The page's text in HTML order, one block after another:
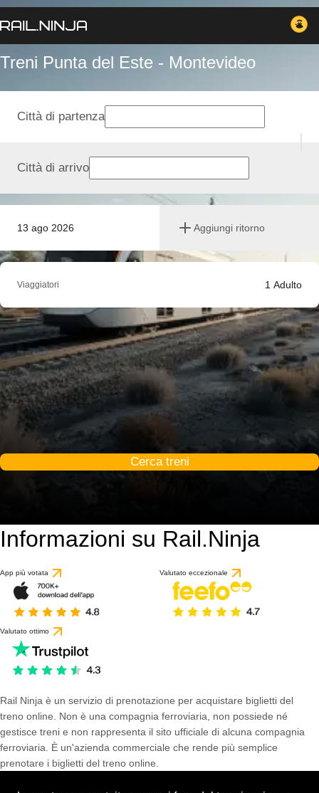
Treni Punta del Este - Montevideo
13 ago 2026 Aggiungi ritorno
Città di partenza
Città di arrivo
Viaggiatori 1 Adulto
Cerca treni
Informazioni su Rail.Ninja
App più votata Valutato eccezionale
Valutato ottimo
Rail Ninja è un servizio di prenotazione per acquistare biglietti del
treno online. Non è una compagnia ferroviaria, non possiede né
gestisce treni e non rappresenta il sito ufficiale di alcuna compagnia
ferroviaria. È un'azienda commerciale che rende più semplice
prenotare i biglietti del treno online.